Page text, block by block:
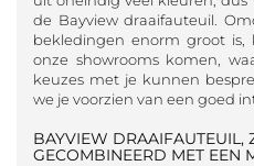
de Bayview draaifauteuil.
bekledingen enorm groot
onze showrooms komen,
keuzes met je kunnen
we je voorzien van een goed
BAYVIEW DRAAIFAUTEUIL,
GECOMBINEERD MET EEN